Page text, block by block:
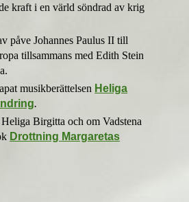
kraft i en värld söndrad av krig
påve Johannes Paulus II till
tillsammans med Edith Stein
musikberättelsen Heliga
.
Birgitta och om Vadstena
Drottning Margaretas